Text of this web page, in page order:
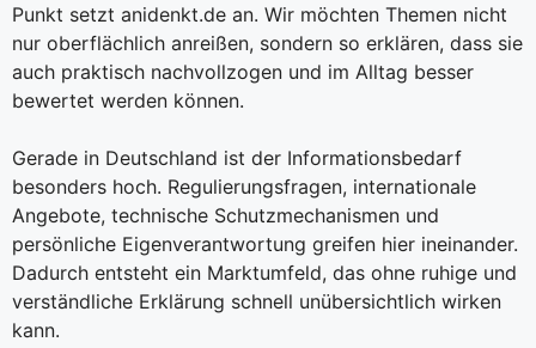
Punkt setzt anidenkt.de an. Wir möchten Themen nicht
nur oberflächlich anreißen, sondern so erklären, dass sie
auch praktisch nachvollzogen und im Alltag besser
bewertet werden können.
Gerade in Deutschland ist der Informationsbedarf
besonders hoch. Regulierungsfragen, internationale
Angebote, technische Schutzmechanismen und
persönliche Eigenverantwortung greifen hier ineinander.
Dadurch entsteht ein Marktumfeld, das ohne ruhige und
verständliche Erklärung schnell unübersichtlich wirken
kann.